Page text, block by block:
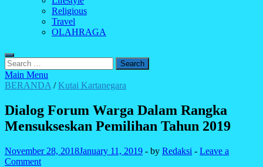
Religious
Travel
OLAHRAGA
Search
for:
Main Menu
BERANDA /Kutai Kartanegara
Dialog Forum Warga Dalam Rangka
Mensukseskan Pemilihan Tahun 2019
November 28, 2018January 11, 2019 - by Redaksi - Leave a
Comment